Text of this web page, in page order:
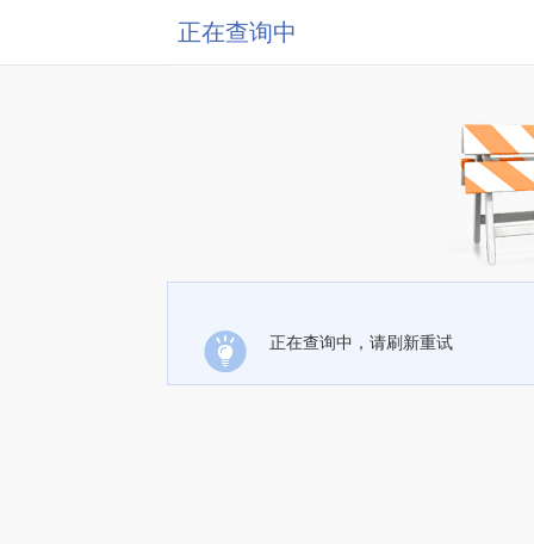
正在查询中
正在查询中，请刷新重试